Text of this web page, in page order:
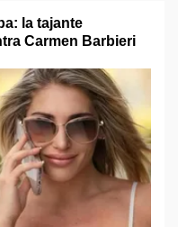
la tajante
Carmen Barbieri